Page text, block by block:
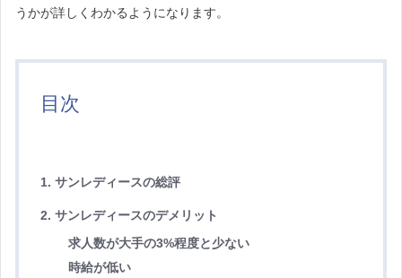
うかが詳しくわかるようになります。
目次
1. サンレディースの総評
2. サンレディースのデメリット
求人数が大手の3%程度と少ない
時給が低い